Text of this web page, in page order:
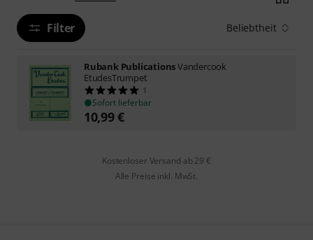
Filter Beliebtheit
Rubank PublicationsVandercook
EtudesTrumpet
1
Sofort lieferbar
10,99€
Kostenloser Versand ab 29 €
Alle Preise inkl. MwSt.